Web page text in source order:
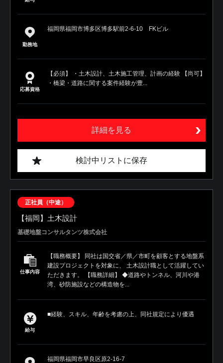
勤務地
福岡県福岡市博多区博多駅前2-6-10 FKビル
応募資格
【必須】 ・土木設計、土木施工管理、計画の経験 【尚可】
・橋梁・道路に関する案件経験が豊...
詳細を見る
検討中リストに保存
正社員（中途）
【福岡】土木設計
基礎地盤コンサルタンツ株式会社
仕事内容
【職務概要】 同社は国交省／県／市町を顧客とする地盤系
建設プロジェクトを対象に、 土木設計職として活躍してい
ただきます。 【職務詳細】 ◆道路やトンネル、河川や港
湾、砂防施設などの構造物を...
給与
■経験、スキル、年齢を考慮の上、同社規定により優遇
福岡県福岡市早良区原2-16-7